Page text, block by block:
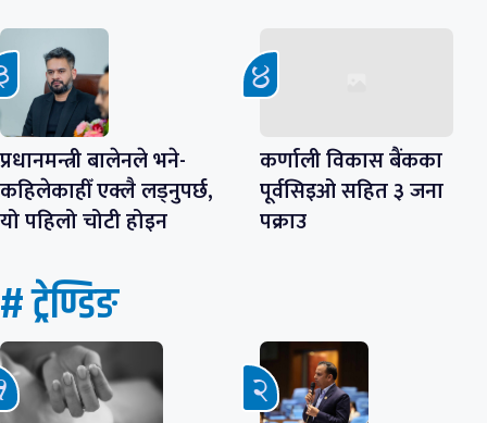
प्रधानमन्त्री बालेनले भने-
कहिलेकाहीँ एक्लै लड्नुपर्छ,
यो पहिलो चोटी होइन
कर्णाली विकास बैंकका
पूर्वसिइओ सहित ३ जना
पक्राउ
# ट्रेण्डिङ